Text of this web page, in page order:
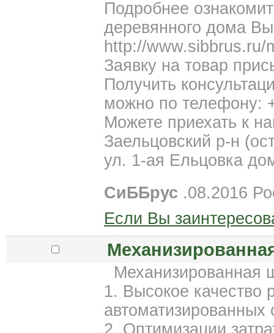
Подробнее
деревянного дома
http://www.sibbrus.ru/
Заявку на товар
Получить
можно по телефону:
Можете приехать к
Заельцовский р-н
ул. 1-ая Ельцовка
СиББрус .08.2016
Если Вы
Механизированная
1. Высокое качество
2. Оптимизации